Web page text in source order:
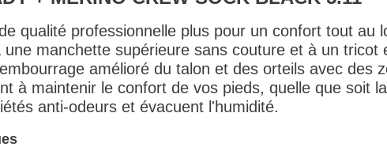
qualité professionnelle plus pour un confort tout au
une manchette supérieure sans couture et à un tricot
amélioré du talon et des orteils avec des
à maintenir le confort de vos pieds, quelle que soit
anti-odeurs et évacuent l'humidité.